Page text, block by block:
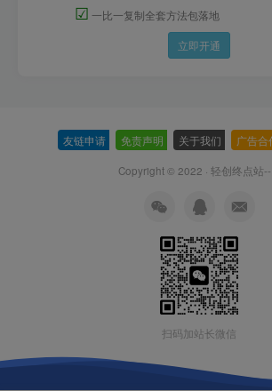
☑ 一比一复制全套方法包落地
立即开通
友链申请 免责声明 关于我们 广告合
Copyright © 2022 · 轻创终点站--
扫码加站长微信